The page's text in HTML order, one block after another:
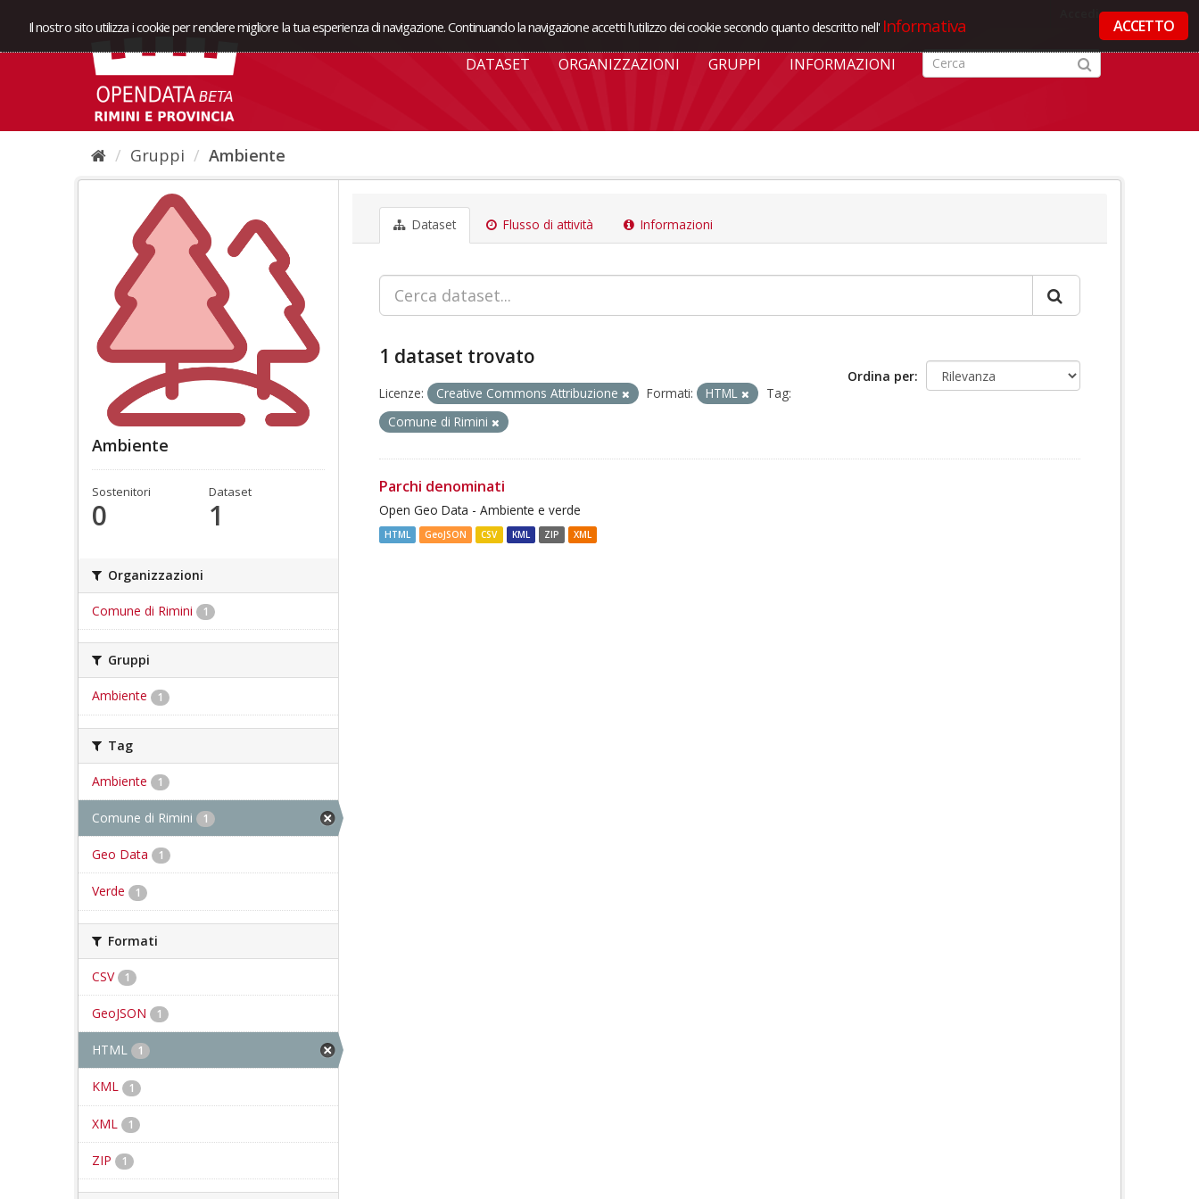
Il nostro sito utilizza i cookie per rendere migliore la tua esperienza di navigazione. Continuando la navigazione accetti l'utilizzo dei cookie secondo quanto descritto nell' Informativa ACCETTO
DATASET ORGANIZZAZIONI GRUPPI INFORMAZIONI
Gruppi Ambiente
Ambiente
Sostenitori
0
Dataset
1
Organizzazioni
Comune di Rimini 1
Gruppi
Ambiente 1
Tag
Ambiente 1
Comune di Rimini 1
Geo Data 1
Verde 1
Formati
CSV 1
GeoJSON 1
HTML 1
KML 1
XML 1
ZIP 1
Dataset Flusso di attività Informazioni
Ordina per
1 dataset trovato
Licenze: Creative Commons Attribuzione Formati: HTML
Tag:
Comune di Rimini
Parchi denominati
Open Geo Data - Ambiente e verde
HTML GeoJSON CSV KML ZIP XML